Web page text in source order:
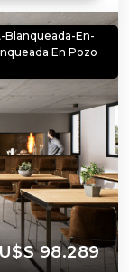
En-
En Pozo
98.289